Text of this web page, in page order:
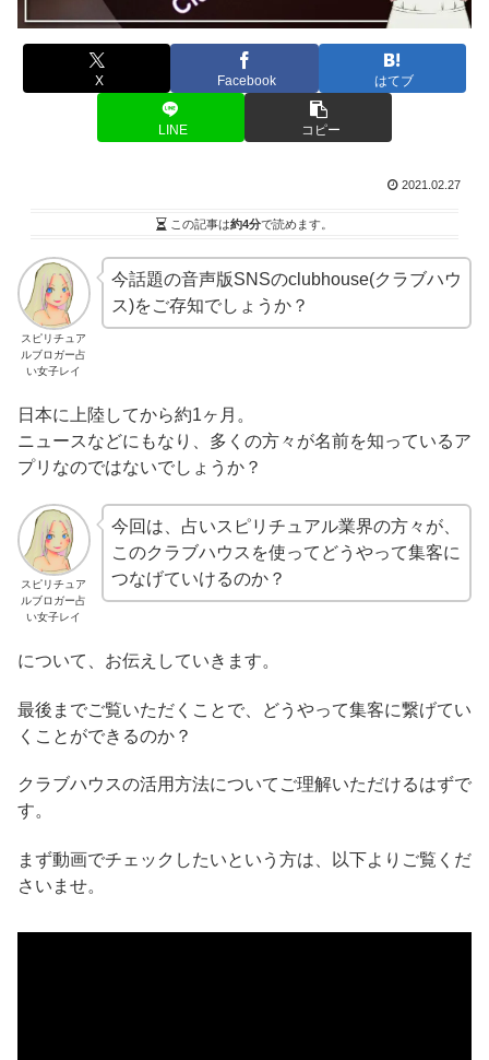
X Facebook はてブ
LINE コピー
2021.02.27
この記事は約4分で読めます。
スピリチュア
ルブロガー占
い女子レイ
今話題の音声版SNSのclubhouse(クラブハウ
ス)をご存知でしょうか？
日本に上陸してから約1ヶ月。
ニュースなどにもなり、多くの方々が名前を知っているア
プリなのではないでしょうか？
スピリチュア
ルブロガー占
い女子レイ
今回は、占いスピリチュアル業界の方々が、
このクラブハウスを使ってどうやって集客に
つなげていけるのか？
について、お伝えしていきます。
最後までご覧いただくことで、どうやって集客に繋げてい
くことができるのか？
クラブハウスの活用方法についてご理解いただけるはずで
す。
まず動画でチェックしたいという方は、以下よりご覧くだ
さいませ。